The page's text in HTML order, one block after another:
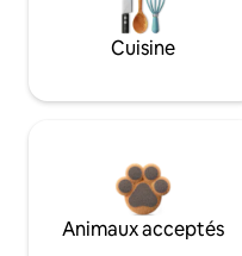
Cuisine
Animaux acceptés